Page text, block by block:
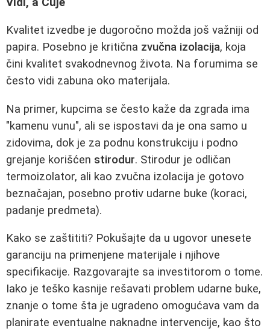
Kvalitet izvedbe je dugoročno možda još važniji od
papira. Posebno je kritična zvučna izolacija, koja
čini kvalitet svakodnevnog života. Na forumima se
često vidi zabuna oko materijala.
Na primer, kupcima se često kaže da zgrada ima
"kamenu vunu", ali se ispostavi da je ona samo u
zidovima, dok je za podnu konstrukciju i podno
grejanje korišćen stirodur. Stirodur je odličan
termoizolator, ali kao zvučna izolacija je gotovo
beznačajan, posebno protiv udarne buke (koraci,
padanje predmeta).
Kako se zaštititi? Pokušajte da u ugovor unesete
garanciju na primenjene materijale i njihove
specifikacije. Razgovarajte sa investitorom o tome.
Iako je teško kasnije rešavati problem udarne buke,
znanje o tome šta je ugradeno omogućava vam da
planirate eventualne naknadne intervencije, kao što